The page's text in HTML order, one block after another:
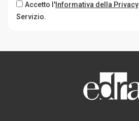
Accetto l' Informativa della Privacy
Servizio.